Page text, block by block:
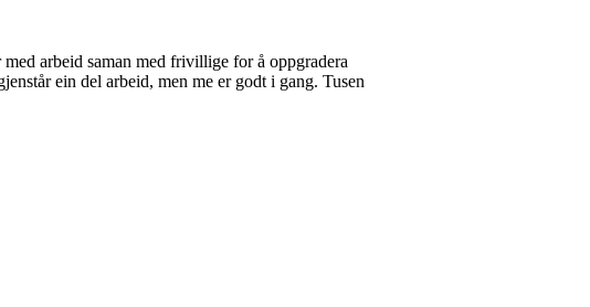
arbeid saman med frivillige for å oppgradera
ein del arbeid, men me er godt i gang. Tusen